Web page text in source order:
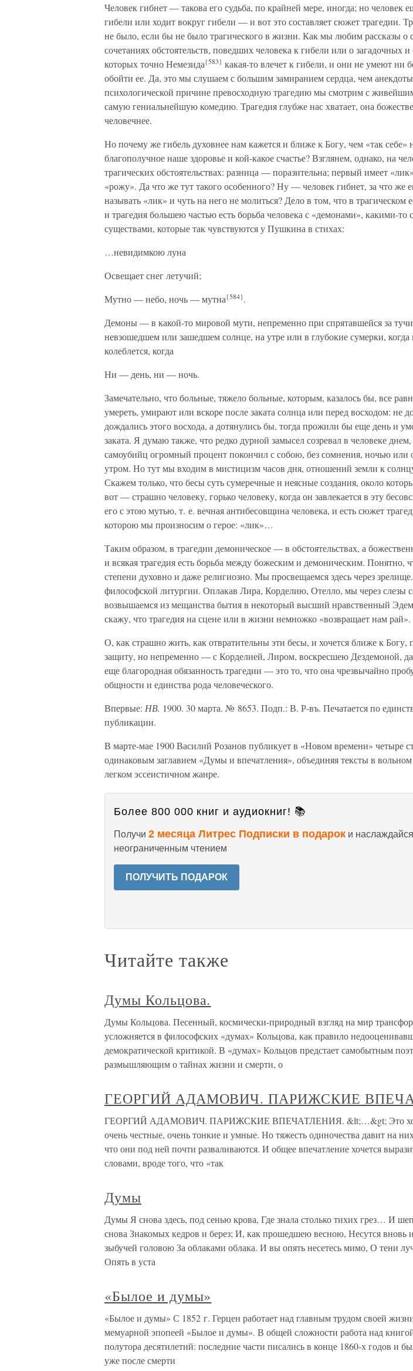
Человек гибнет — такова его судьба, по крайней мере, иногда; но человек
гибели или ходит вокруг гибели — и вот это составляет сюжет трагедии.
не было, если бы не было трагического в жизни. Как мы любим рассказы о
сочетаниях обстоятельств, поведших человека к гибели или о загадочных
которых точно Немезида{583} какая-то влечет к гибели, и они не умеют ни
обойти ее. Да, это мы слушаем с большим замиранием сердца, чем
психологической причине превосходную трагедию мы смотрим с
самую гениальнейшую комедию. Трагедия глубже нас хватает, она
человечнее.
Но почему же гибель духовнее нам кажется и ближе к Богу, чем «так себе»
благополучное наше здоровье и кой-какое счастье? Взглянем, однако, на
трагических обстоятельствах: разница — поразительна; первый имеет
«рожу». Да что же тут такого особенного? Ну — человек гибнет, за что же
называть «лик» и чуть на него не молиться? Дело в том, что в трагическом
и трагедия большею частью есть борьба человека с «демонами», какими-то
существами, которые так чувствуются у Пушкина в стихах:
…невидимкою луна
Освещает снег летучий;
Мутно — небо, ночь — мутна{584}.
Демоны — в какой-то мировой мути, непременно при спрятавшейся за
невзошедшем или зашедшем солнце, на утре или в глубокие сумерки, когда
колеблется, когда
Ни — день, ни — ночь.
Замечательно, что больные, тяжело больные, которым, казалось бы, все
умереть, умирают или вскоре после заката солнца или перед восходом: не
дождались этого восхода, а дотянулись бы, тогда прожили бы еще день и
заката. Я думаю также, что редко дурной замысел созревал в человеке
самоубийц огромный процент покончил с собою, без сомнения, ночью или
утром. Но тут мы входим в мистицизм часов дня, отношений земли к
Скажем только, что бесы суть сумеречные и неясные создания, около
вот — страшно человеку, горько человеку, когда он завлекается в эту
его с этою мутью, т. е. вечная антибесовщина человека, и есть сюжет
которою мы произносим о герое: «лик»…
Таким образом, в трагедии демоническое — в обстоятельствах, а
и всякая трагедия есть борьба между божеским и демоническим. Понятно,
степени духовно и даже религиозно. Мы просвещаемся здесь через
философской литургии. Оплакав Лира, Корделию, Отелло, мы через слезы
возвышаемся из мещанства бытия в некоторый высший нравственный
скажу, что трагедия на сцене или в жизни немножко «возвращает нам рай».
О, как страшно жить, как отвратительны эти бесы, и хочется ближе к Богу,
защиту, но непременно — с Корделией, Лиром, воскресшею Дездемоной,
еще благородная обязанность трагедии — это то, что она чрезвычайно
общности и единства рода человеческого.
Впервые: НВ. 1900. 30 марта. № 8653. Подп.: В. Р-въ. Печатается по
публикации.
В марте-мае 1900 Василий Розанов публикует в «Новом времени» четыре
одинаковым заглавием «Думы и впечатления», объединяя тексты в
легком эссеистичном жанре.
Более 800 000 книг и аудиокниг! 📚
Получи 2 месяца Литрес Подписки в подарок и наслаждайся
неограниченным чтением
ПОЛУЧИТЬ ПОДАРОК
Читайте также
Думы Кольцова.
Думы Кольцова. Песенный, космически-природный взгляд на мир
усложняется в философских «думах» Кольцова, как правило
демократической критикой. В «думах» Кольцов предстает самобытным
размышляющим о тайнах жизни и смерти, о
ГЕОРГИЙ АДАМОВИЧ. ПАРИЖСКИЕ
ГЕОРГИЙ АДАМОВИЧ. ПАРИЖСКИЕ ВПЕЧАТЛЕНИЯ. &lt;…&gt; Это
очень честные, очень тонкие и умные. Но тяжесть одиночества давит на
что они под ней почти разваливаются. И общее впечатление хочется
словами, вроде того, что «так
Думы
Думы Я снова здесь, под сенью крова, Где знала столько тихих грез… И
снова Знакомых кедров и берез; И, как прошедшею весною, Несутся вновь
зыбучей головою За облаками облака. И вы опять несетесь мимо, О тени
Опять в уста
«Былое и думы»
«Былое и думы» С 1852 г. Герцен работает над главным трудом своей
мемуарной эпопеей «Былое и думы». В общей сложности работа над
полутора десятилетий: последние части писались в конце 1860-х годов и
уже после смерти